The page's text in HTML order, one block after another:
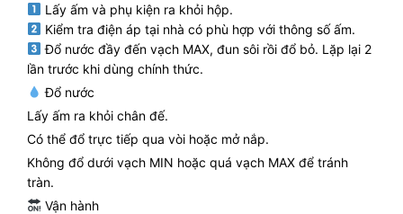
Lấy ấm và phụ kiện ra khỏi hộp.
Kiểm tra điện áp tại nhà có phù hợp với thông số ấm.
Đổ nước đầy đến vạch MAX, đun sôi rồi đổ bỏ. Lặp lại 2
lần trước khi dùng chính thức.
Đổ nước
Lấy ấm ra khỏi chân đế.
Có thể đổ trực tiếp qua vòi hoặc mở nắp.
Không đổ dưới vạch MIN hoặc quá vạch MAX để tránh
tràn.
Vận hành